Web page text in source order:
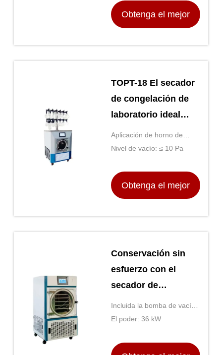
una operación fácil
fina
Obtenga el mejor
TOPT-18 El secador
de congelación de
laboratorio ideal
para la conservación
a largo plazo
Aplicación de horno de
secado: Secador
Nivel de vacío: ≤ 10 Pa
Obtenga el mejor
Conservación sin
esfuerzo con el
secador de
congelación de la
mesa para sus
Incluida la bomba de vacío:
- ¿ Qué? El poder: 36 kW